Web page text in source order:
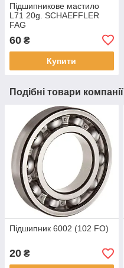
Підшипникове мастило
L71 20g. SCHAEFFLER
FAG
60 ₴
Купити
Подібні товари компанії
Підшипник 6002 (102 FO)
20 ₴